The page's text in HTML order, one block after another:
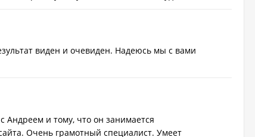
виден и очевиден. Надеюсь мы с вами
Андреем и тому, что он занимается
Очень грамотный специалист. Умеет